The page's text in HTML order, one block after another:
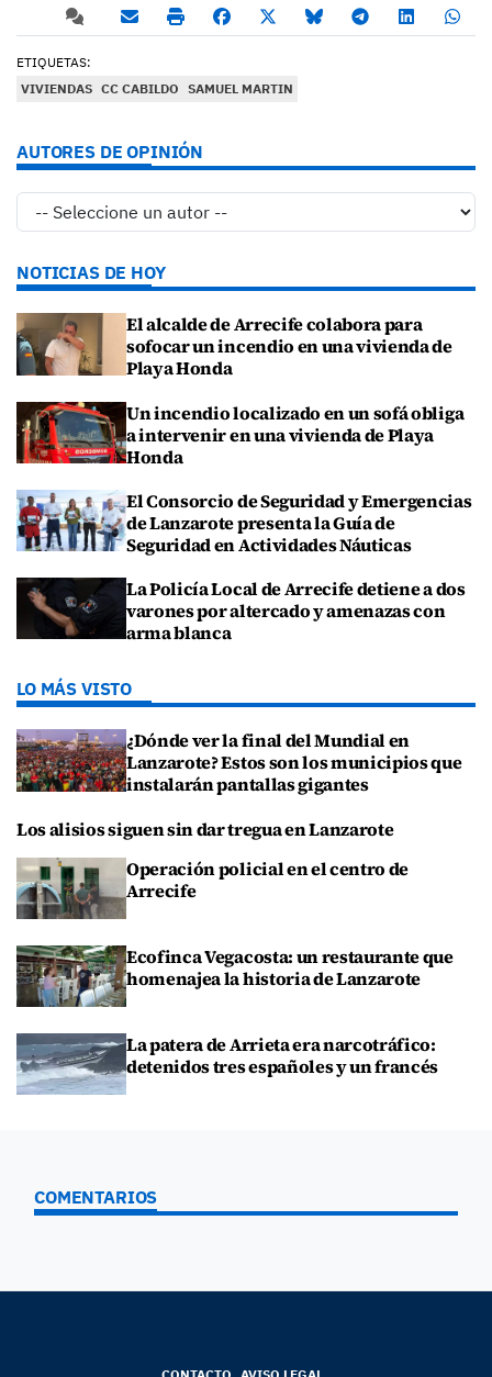
ETIQUETAS:
VIVIENDAS CC CABILDO SAMUEL MARTIN
AUTORES DE OPINIÓN
NOTICIAS DE HOY
El alcalde de Arrecife colabora para
sofocar un incendio en una vivienda de
Playa Honda
Un incendio localizado en un sofá obliga
a intervenir en una vivienda de Playa
Honda
El Consorcio de Seguridad y Emergencias
de Lanzarote presenta la Guía de
Seguridad en Actividades Náuticas
La Policía Local de Arrecife detiene a dos
varones por altercado y amenazas con
arma blanca
LO MÁS VISTO
¿Dónde ver la final del Mundial en
Lanzarote? Estos son los municipios que
instalarán pantallas gigantes
Los alisios siguen sin dar tregua en Lanzarote
Operación policial en el centro de
Arrecife
Ecofinca Vegacosta: un restaurante que
homenajea la historia de Lanzarote
La patera de Arrieta era narcotráfico:
detenidos tres españoles y un francés
COMENTARIOS